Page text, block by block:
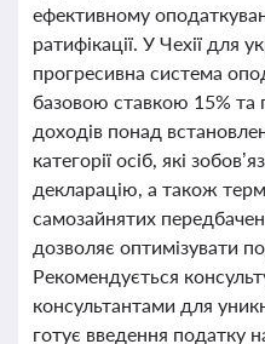
ефективному
ратифікації. У Чехії для
прогресивна система
базовою ставкою 15%
доходів понад
категорії осіб, які
декларацію, а також
самозайнятих
дозволяє оптимізувати
Рекомендується
консультантами для
готує введення податку